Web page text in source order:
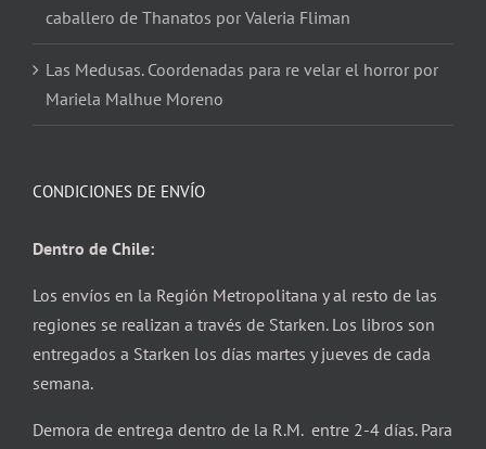
caballero de Thanatos por Valeria Fliman
Las Medusas. Coordenadas para re velar el horror por
Mariela Malhue Moreno
CONDICIONES DE ENVÍO
Dentro de Chile:
Los envíos en la Región Metropolitana y al resto de las
regiones se realizan a través de Starken. Los libros son
entregados a Starken los días martes y jueves de cada
semana.
Demora de entrega dentro de la R.M. entre 2-4 días. Para